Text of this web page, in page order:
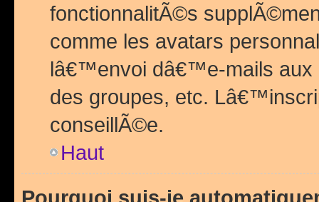
fonctionnalitÃ©s
comme les avatars
lâ€™envoi dâ€™e-mails
des groupes, etc.
conseillÃ©e.
Haut
Pourquoi suis-je